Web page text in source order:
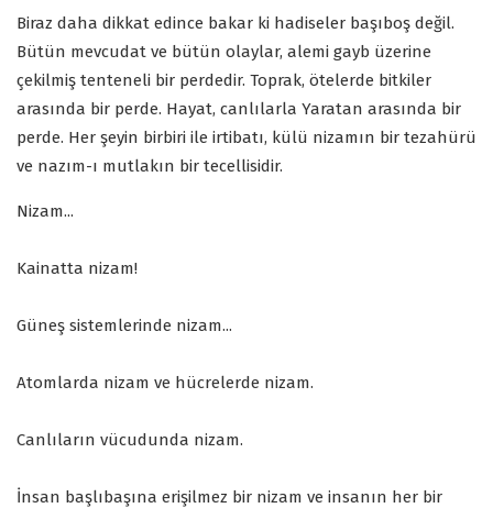
Biraz daha dikkat edince bakar ki hadiseler başıboş değil.
Bütün mevcudat ve bütün olaylar, alemi gayb üzerine
çekilmiş tenteneli bir perdedir. Toprak, ötelerde bitkiler
arasında bir perde. Hayat, canlılarla Yaratan arasında bir
perde. Her şeyin birbiri ile irtibatı, külü nizamın bir tezahürü
ve nazım-ı mutlakın bir tecellisidir.
Nizam...
Kainatta nizam!
Güneş sistemlerinde nizam...
Atomlarda nizam ve hücrelerde nizam.
Canlıların vücudunda nizam.
İnsan başlıbaşına erişilmez bir nizam ve insanın her bir